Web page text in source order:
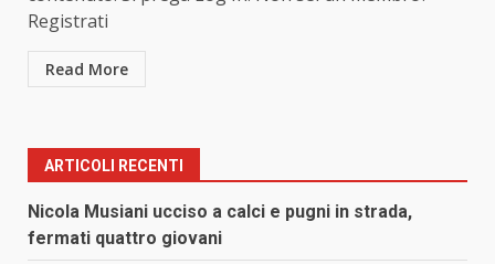
Registrati
Read More
ARTICOLI RECENTI
Nicola Musiani ucciso a calci e pugni in strada,
fermati quattro giovani